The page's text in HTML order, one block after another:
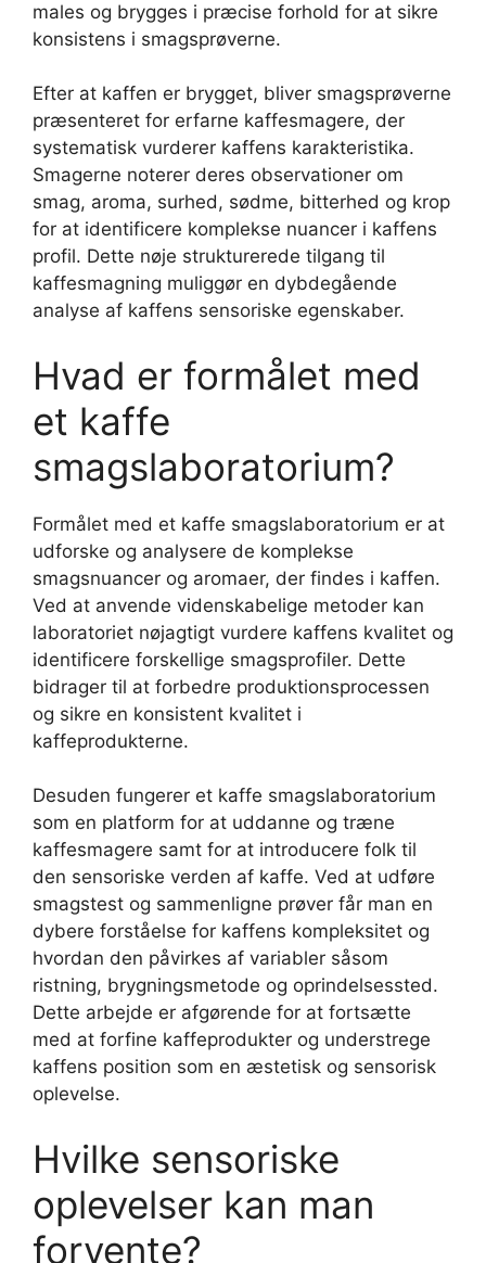
males og brygges i præcise forhold for at sikre
konsistens i smagsprøverne.
Efter at kaffen er brygget, bliver smagsprøverne
præsenteret for erfarne kaffesmagere, der
systematisk vurderer kaffens karakteristika.
Smagerne noterer deres observationer om
smag, aroma, surhed, sødme, bitterhed og krop
for at identificere komplekse nuancer i kaffens
profil. Dette nøje strukturerede tilgang til
kaffesmagning muliggør en dybdegående
analyse af kaffens sensoriske egenskaber.
Hvad er formålet med
et kaffe
smagslaboratorium?
Formålet med et kaffe smagslaboratorium er at
udforske og analysere de komplekse
smagsnuancer og aromaer, der findes i kaffen.
Ved at anvende videnskabelige metoder kan
laboratoriet nøjagtigt vurdere kaffens kvalitet og
identificere forskellige smagsprofiler. Dette
bidrager til at forbedre produktionsprocessen
og sikre en konsistent kvalitet i
kaffeprodukterne.
Desuden fungerer et kaffe smagslaboratorium
som en platform for at uddanne og træne
kaffesmagere samt for at introducere folk til
den sensoriske verden af kaffe. Ved at udføre
smagstest og sammenligne prøver får man en
dybere forståelse for kaffens kompleksitet og
hvordan den påvirkes af variabler såsom
ristning, brygningsmetode og oprindelsessted.
Dette arbejde er afgørende for at fortsætte
med at forfine kaffeprodukter og understrege
kaffens position som en æstetisk og sensorisk
oplevelse.
Hvilke sensoriske
oplevelser kan man
forvente?